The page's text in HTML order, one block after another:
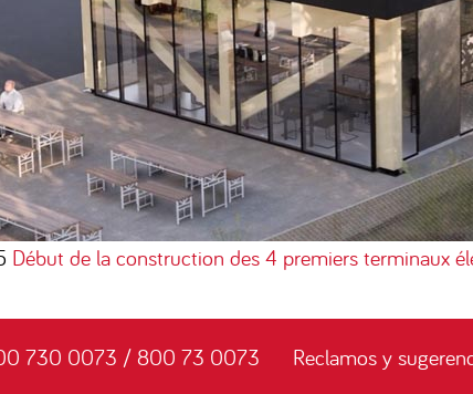
Début de la construction des 4 premiers terminaux
730 0073 / 800 73 0073 Reclamos y